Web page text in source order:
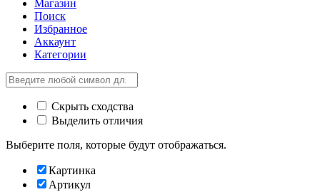
Магазин
Поиск
Избранное
Аккаунт
Категории
Скрыть сходства
Выделить отличия
Выберите поля, которые будут отображаться.
Картинка
Артикул